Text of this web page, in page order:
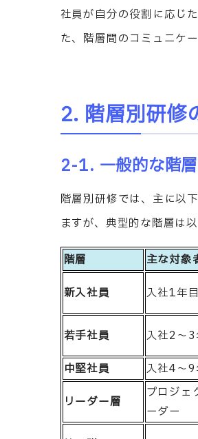
社員が自分の役割に応じ
た、階層間のコミュニケ
2. 階層別研修
2-1. 一般的な階
階層別研修では、主に以
ますが、典型的な階層は
階層 主な対象
新入社員
入社1年
若手社員
入社2〜
中堅社員
入社4〜
リーダー層
プロジェ
ーダー